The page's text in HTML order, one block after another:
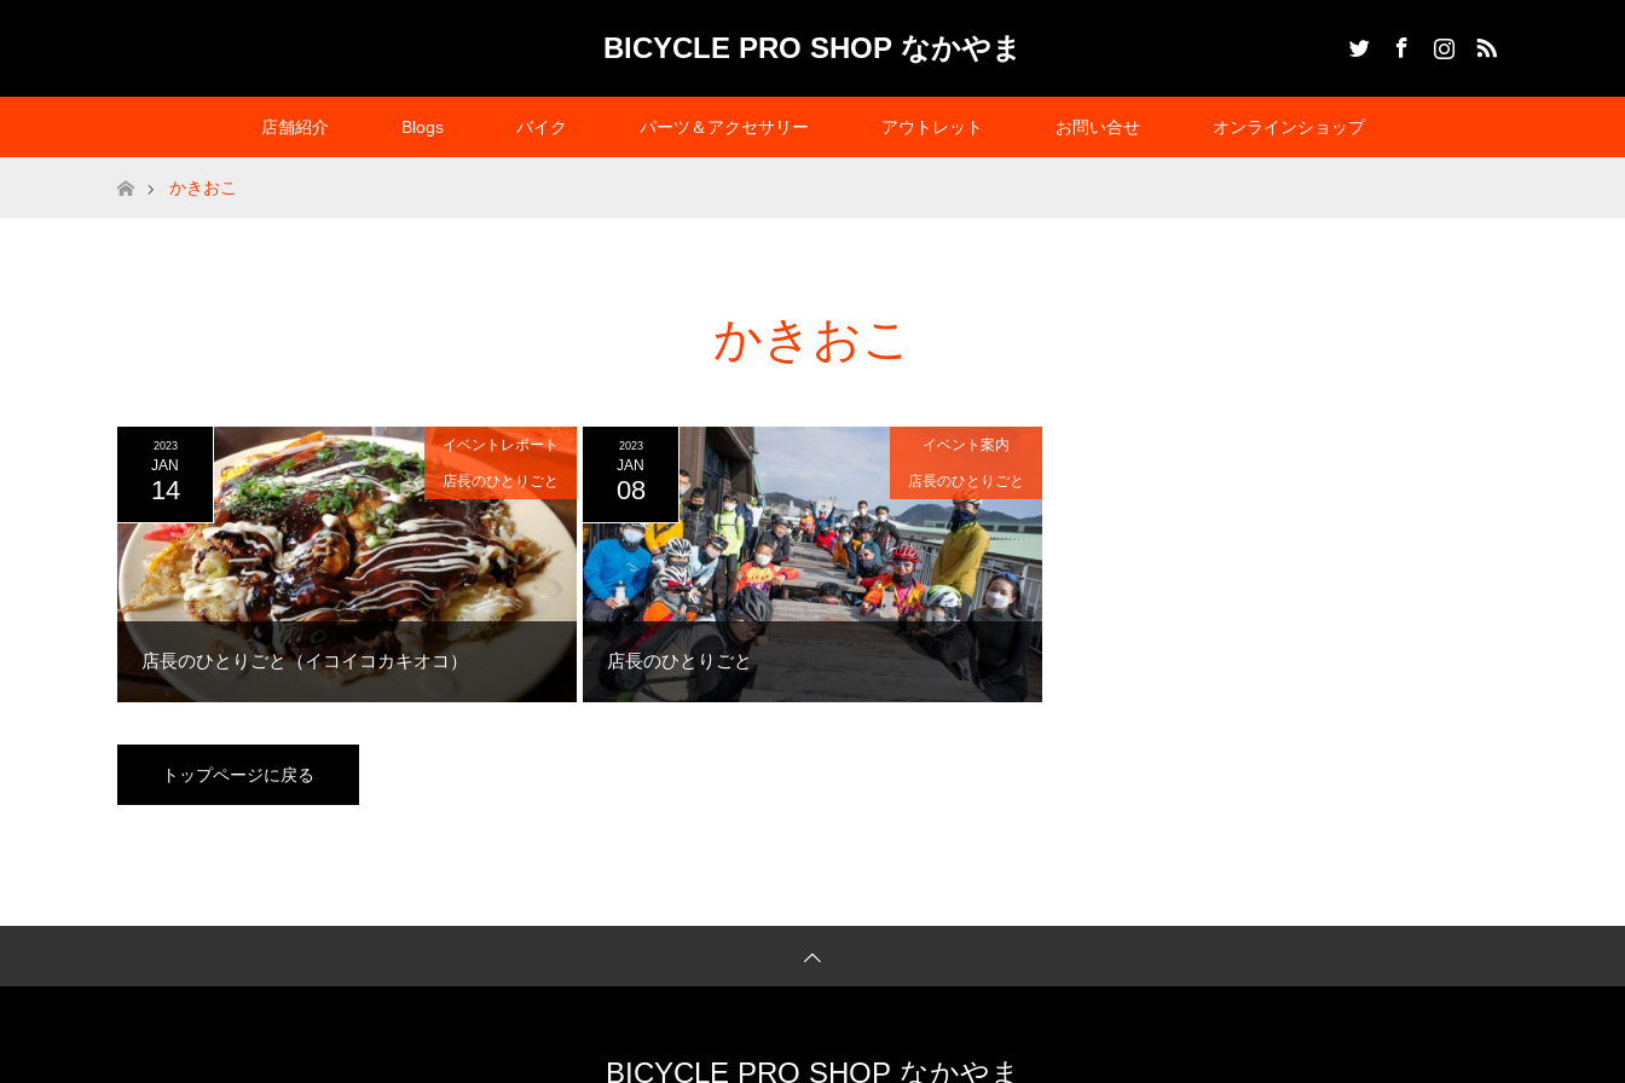
BICYCLE PRO SHOP なかやま
店舗紹介 Blogs バイク パーツ＆アクセサリー アウトレット お問い合せ オンラインショップ
ホームかきおこ
かきおこ
店長のひとりごと（イコイコカキオコ）
2023
JAN
14
イベントレポート
店長のひとりごと
店長のひとりごと
2023
JAN
08
イベント案内
店長のひとりごと
トップページに戻る
BICYCLE PRO SHOP なかやま